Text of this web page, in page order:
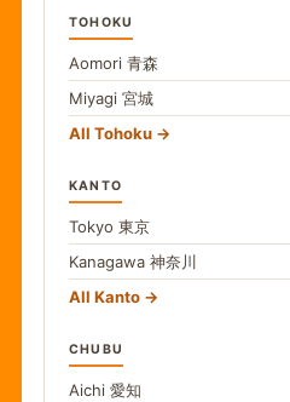
TOHOKU
Aomori 青森
Miyagi 宮城
All Tohoku
KANTO
Tokyo 東京
Kanagawa 神奈川
All Kanto
CHUBU
Aichi 愛知